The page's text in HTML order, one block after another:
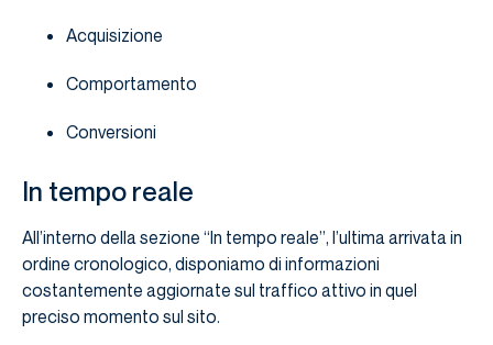
Acquisizione
Comportamento
Conversioni
In tempo reale
All’interno della sezione “In tempo reale”, l’ultima arrivata in
ordine cronologico, disponiamo di informazioni
costantemente aggiornate sul traffico attivo in quel
preciso momento sul sito.